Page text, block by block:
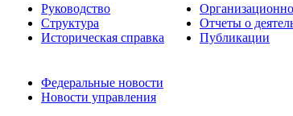
Руководство
Структура
Историческая справка
Отчеты о
Публикации
Федеральные новости
Новости управления